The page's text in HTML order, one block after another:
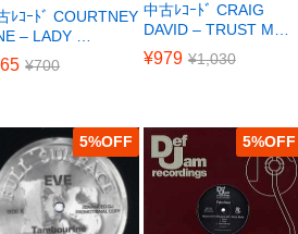
ﾚｺｰﾄﾞ COURTNEY
– LADY …
¥700
中古ﾚｺｰﾄﾞ CRAIG
DAVID – TRUST M…
¥979 ¥1,030
5% 5%